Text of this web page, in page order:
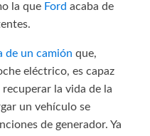
la que Ford acaba de
de un camión que,
eléctrico, es capaz
la vida de la
un vehículo se
de generador. Ya